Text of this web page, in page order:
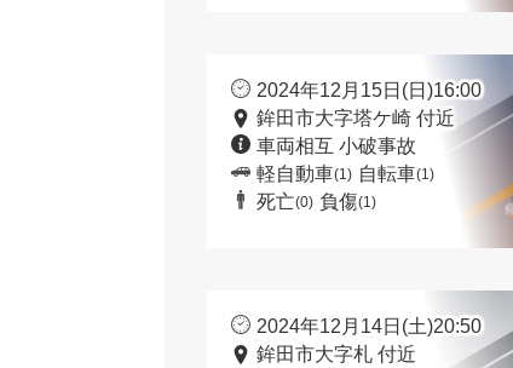
2024年12月15日(日)16:00
鉾田市大字塔ケ崎 付近
車両相互 小破事故
軽自動車(1) 自転車(1)
死亡(0) 負傷(1)
2024年12月14日(土)20:50
鉾田市大字札 付近